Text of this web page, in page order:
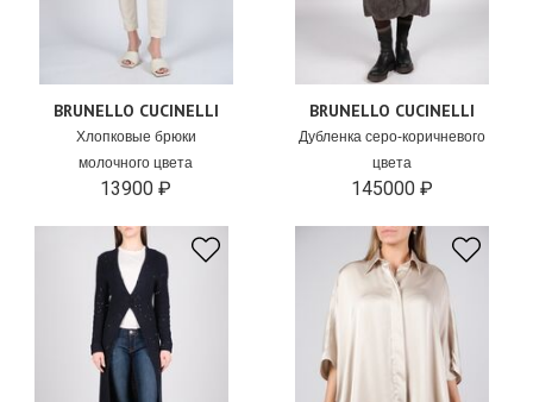
BRUNELLO CUCINELLI
Хлопковые брюки
молочного цвета
13900 ₽
BRUNELLO CUCINELLI
Дубленка серо-коричневого
цвета
145000 ₽